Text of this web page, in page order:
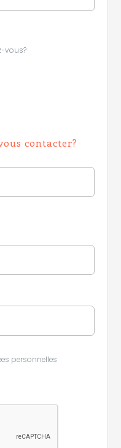
vous?
contacter?
personnelles